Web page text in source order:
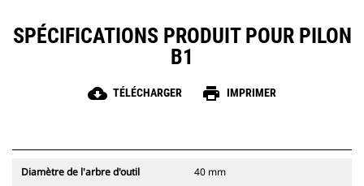
SPÉCIFICATIONS PRODUIT POUR PILON
B1
cloud_download TÉLÉCHARGER print IMPRIMER
Diamètre de l'arbre d'outil 40 mm